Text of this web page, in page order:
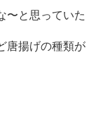
〜と思っていた
唐揚げの種類が